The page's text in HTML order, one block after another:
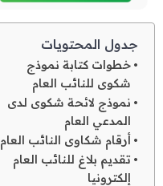
جدول المحتويات
خطوات كتابة نموذج
شكوى للنائب العام
نموذج لائحة شكوى لدى
المدعي العام
أرقام شكاوى النائب العام
تقديم بلاغ للنائب العام
إلكترونيا